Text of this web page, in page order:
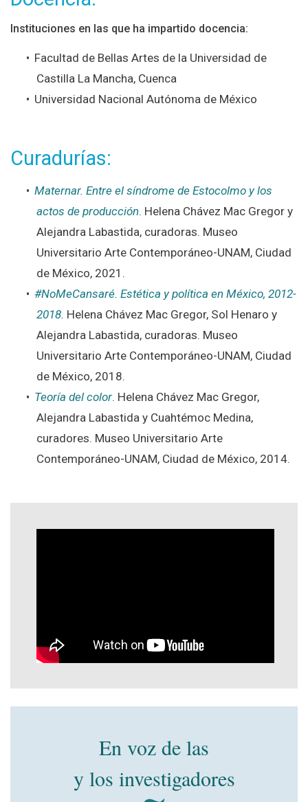
Instituciones en las que ha impartido docencia:
Facultad de Bellas Artes de la Universidad de
Castilla La Mancha, Cuenca
Universidad Nacional Autónoma de México
Curadurías:
Maternar. Entre el síndrome de Estocolmo y los
actos de producción. Helena Chávez Mac Gregor y
Alejandra Labastida, curadoras. Museo
Universitario Arte Contemporáneo-UNAM, Ciudad
de México, 2021.
#NoMeCansaré. Estética y política en México, 2012-
2018. Helena Chávez Mac Gregor, Sol Henaro y
Alejandra Labastida, curadoras. Museo
Universitario Arte Contemporáneo-UNAM, Ciudad
de México, 2018.
Teoría del color. Helena Chávez Mac Gregor,
Alejandra Labastida y Cuahtémoc Medina,
curadores. Museo Universitario Arte
Contemporáneo-UNAM, Ciudad de México, 2014.
En voz de las
y los investigadores